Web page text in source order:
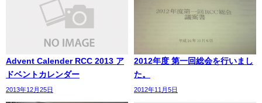
Advent Calender RCC 2013 ア
ドベントカレンダー
2013年12月25日
2012年度 第一回総会を行いまし
た。
2012年11月5日